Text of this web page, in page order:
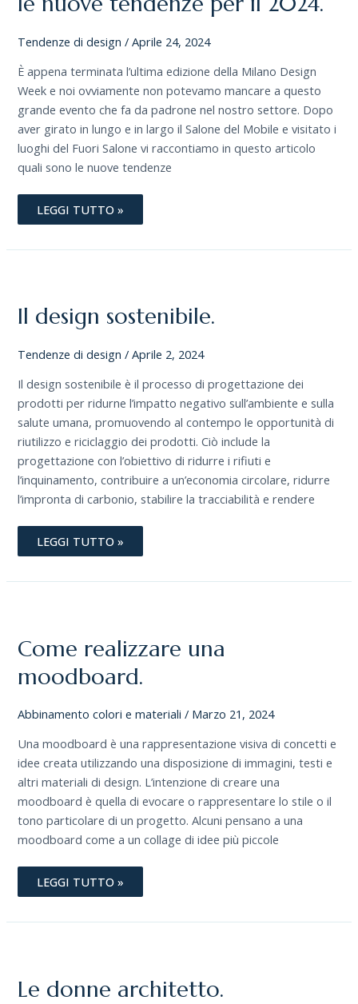
Tendenze di design /Aprile 24, 2024
È appena terminata l’ultima edizione della Milano Design
Week e noi ovviamente non potevamo mancare a questo
grande evento che fa da padrone nel nostro settore. Dopo
aver girato in lungo e in largo il Salone del Mobile e visitato i
luoghi del Fuori Salone vi raccontiamo in questo articolo
quali sono le nuove tendenze
TENDENZE
2024.
LEGGI TUTTO »
Il design sostenibile.
Tendenze di design /Aprile 2, 2024
Il design sostenibile è il processo di progettazione dei
prodotti per ridurne l’impatto negativo sull’ambiente e sulla
salute umana, promuovendo al contempo le opportunità di
riutilizzo e riciclaggio dei prodotti. Ciò include la
progettazione con l’obiettivo di ridurre i rifiuti e
l’inquinamento, contribuire a un’economia circolare, ridurre
l’impronta di carbonio, stabilire la tracciabilità e rendere
LEGGI TUTTO »
Come realizzare una
moodboard.
Abbinamento colori e materiali / Marzo 21, 2024
Una moodboard è una rappresentazione visiva di concetti e
idee creata utilizzando una disposizione di immagini, testi e
altri materiali di design. L’intenzione di creare una
moodboard è quella di evocare o rappresentare lo stile o il
tono particolare di un progetto. Alcuni pensano a una
moodboard come a un collage di idee più piccole
LEGGI TUTTO »
Le donne architetto.